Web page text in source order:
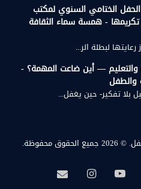
الختامي السنوي لمكتب
- همسة سماء الثقافة
لبطلة الر...
والتعليم — أين ضاعت المهمة؟ -
والطفل
بلا تفكير- حين يغفل...
© 2026 جميع الحقوق محفوظة.
‫YouTubeانستقرامبريد